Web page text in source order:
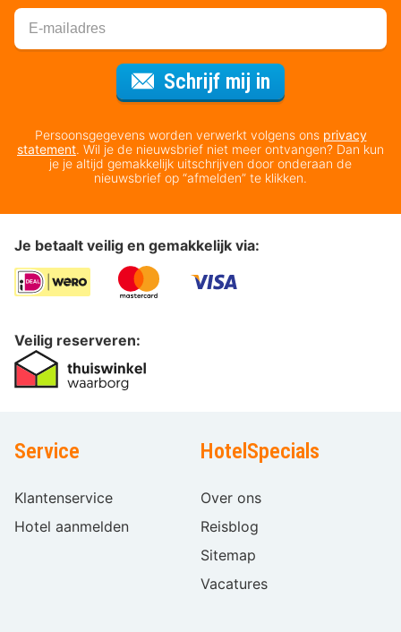
Schrijf mij in
Persoonsgegevens worden verwerkt volgens ons privacy
statement. Wil je de nieuwsbrief niet meer ontvangen? Dan kun
je je altijd gemakkelijk uitschrijven door onderaan de
nieuwsbrief op “afmelden” te klikken.
Je betaalt veilig en gemakkelijk via:
Veilig reserveren:
Service
Klantenservice
Hotel aanmelden
HotelSpecials
Over ons
Reisblog
Sitemap
Vacatures